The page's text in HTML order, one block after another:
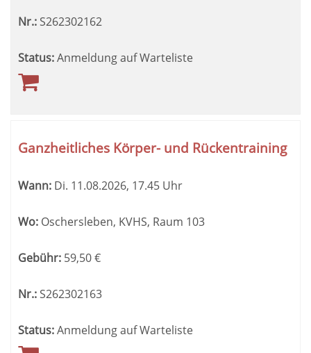
Nr.: S262302162
Status:Anmeldung auf Warteliste
Ganzheitliches Körper- und Rückentraining
Wann: Di. 11.08.2026, 17.45 Uhr
Wo: Oschersleben, KVHS, Raum 103
Gebühr: 59,50€
Nr.:S262302163
Status:Anmeldung auf Warteliste